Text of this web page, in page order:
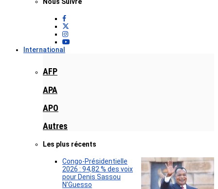
Nous Suivre
International
AFP
APA
APO
Autres
Les plus récents
Congo-Présidentielle
2026 : 94,82 % des voix
pour Denis Sassou
N’Guesso